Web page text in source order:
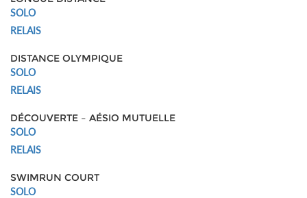
SOLO
RELAIS
DISTANCE OLYMPIQUE
SOLO
RELAIS
DÉCOUVERTE – AÉSIO MUTUELLE
SOLO
RELAIS
SWIMRUN COURT
SOLO